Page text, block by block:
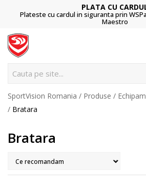
PLATA CU CARDUL
Plateste cu cardul in siguranta prin WSPay -
Maestro
Cauta pe site...
SportVision Romania Produse
Bratara
Bratara